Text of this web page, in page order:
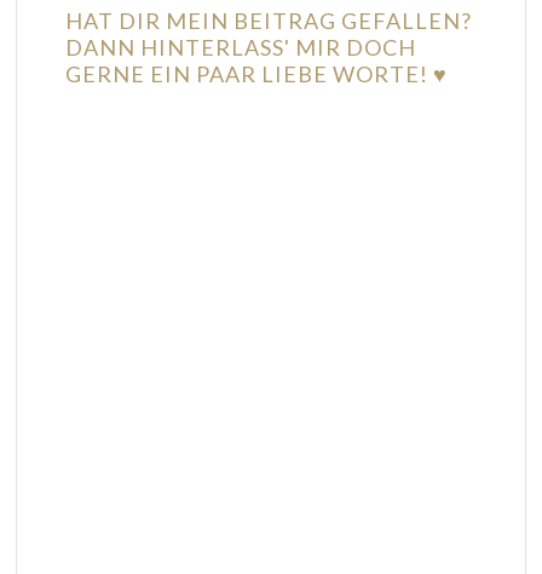
HAT DIR MEIN BEITRAG GEFALLEN?
DANN HINTERLASS' MIR DOCH
GERNE EIN PAAR LIEBE WORTE! ♥